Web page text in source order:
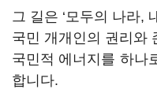
그 길은 ‘모두의 나라,
국민 개개인의 권리와
국민적 에너지를 하나
합니다.